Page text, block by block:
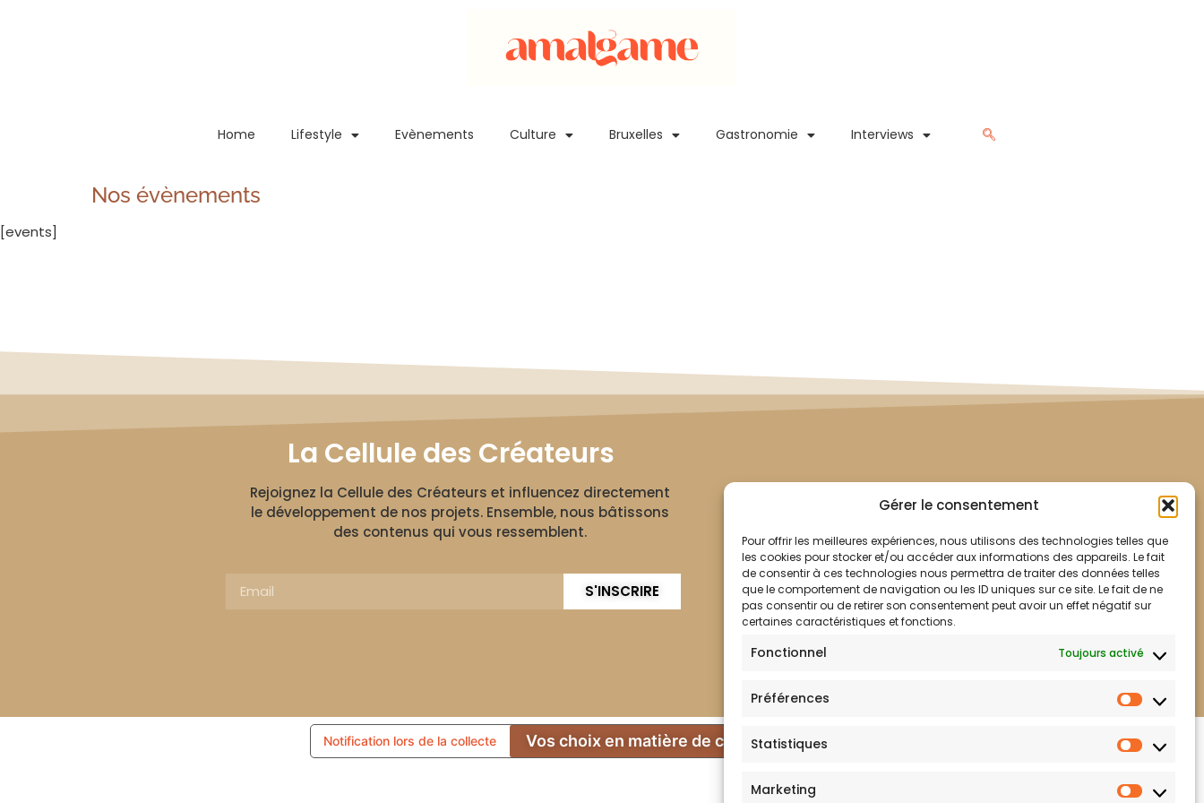
Gérer le consentement
Pour offrir les meilleures expériences, nous utilisons des technologies telles que
les cookies pour stocker et/ou accéder aux informations des appareils. Le fait
de consentir à ces technologies nous permettra de traiter des données telles
que le comportement de navigation ou les ID uniques sur ce site. Le fait de ne
pas consentir ou de retirer son consentement peut avoir un effet négatif sur
certaines caractéristiques et fonctions.
Fonctionnel Toujours activé
Préférences
Statistiques
Marketing
Home Lifestyle Evènements Culture Bruxelles Gastronomie Interviews
Nos évènements
[events]
La Cellule des Créateurs
Rejoignez la Cellule des Créateurs et influencez directement
le développement de nos projets. Ensemble, nous bâtissons
des contenus qui vous ressemblent.
S'INSCRIRE
Notification lors de la collecte Vos choix en matière de confidentialité